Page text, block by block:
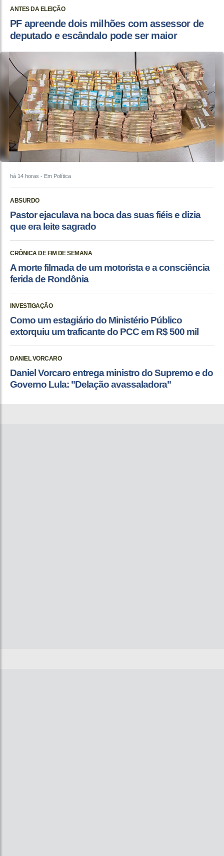
ANTES DA ELEIÇÃO
PF apreende dois milhões com assessor de
deputado e escândalo pode ser maior
há 14 horas - Em Política
ABSURDO
Pastor ejaculava na boca das suas fiéis e dizia
que era leite sagrado
CRÔNICA DE FIM DE SEMANA
A morte filmada de um motorista e a consciência
ferida de Rondônia
INVESTIGAÇÃO
Como um estagiário do Ministério Público
extorquiu um traficante do PCC em R$ 500 mil
DANIEL VORCARO
Daniel Vorcaro entrega ministro do Supremo e do
Governo Lula: "Delação avassaladora"